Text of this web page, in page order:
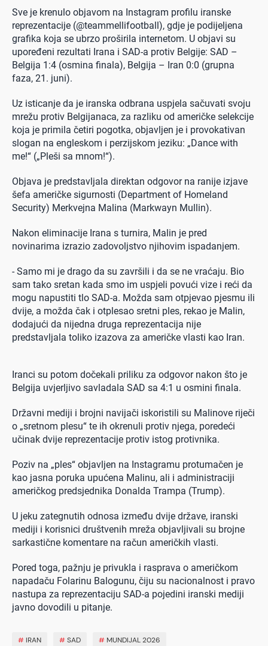
Sve je krenulo objavom na Instagram profilu iranske
reprezentacije (@teammellifootball), gdje je podijeljena
grafika koja se ubrzo proširila internetom. U objavi su
upoređeni rezultati Irana i SAD-a protiv Belgije: SAD –
Belgija 1:4 (osmina finala), Belgija – Iran 0:0 (grupna
faza, 21. juni).
Uz isticanje da je iranska odbrana uspjela sačuvati svoju
mrežu protiv Belgijanaca, za razliku od američke selekcije
koja je primila četiri pogotka, objavljen je i provokativan
slogan na engleskom i perzijskom jeziku: „Dance with
me!“ („Pleši sa mnom!“).
Objava je predstavljala direktan odgovor na ranije izjave
šefa američke sigurnosti (Department of Homeland
Security) Merkvejna Malina (Markwayn Mullin).
Nakon eliminacije Irana s turnira, Malin je pred
novinarima izrazio zadovoljstvo njihovim ispadanjem.
- Samo mi je drago da su završili i da se ne vraćaju. Bio
sam tako sretan kada smo im uspjeli povući vize i reći da
mogu napustiti tlo SAD-a. Možda sam otpjevao pjesmu ili
dvije, a možda čak i otplesao sretni ples, rekao je Malin,
dodajući da nijedna druga reprezentacija nije
predstavljala toliko izazova za američke vlasti kao Iran.
Iranci su potom dočekali priliku za odgovor nakon što je
Belgija uvjerljivo savladala SAD sa 4:1 u osmini finala.
Državni mediji i brojni navijači iskoristili su Malinove riječi
o „sretnom plesu“ te ih okrenuli protiv njega, poredeći
učinak dvije reprezentacije protiv istog protivnika.
Poziv na „ples“ objavljen na Instagramu protumačen je
kao jasna poruka upućena Malinu, ali i administraciji
američkog predsjednika Donalda Trampa (Trump).
U jeku zategnutih odnosa između dvije države, iranski
mediji i korisnici društvenih mreža objavljivali su brojne
sarkastične komentare na račun američkih vlasti.
Pored toga, pažnju je privukla i rasprava o američkom
napadaču Folarinu Balogunu, čiju su nacionalnost i pravo
nastupa za reprezentaciju SAD-a pojedini iranski mediji
javno dovodili u pitanje.
# IRAN #SAD # MUNDIJAL 2026